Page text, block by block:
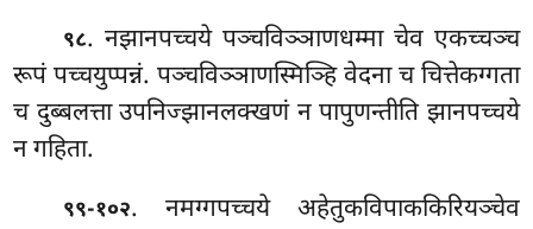
९८. नझानपच्चये पञ्चविञ्ञाणधम्मा चेव एकच्चञ्च
रूपं पच्चयुप्पन्नं. पञ्चविञ्ञाणस्मिञ्हि वेदना च चित्तेकग्गता
च दुब्बलत्ता उपनिज्झानलक्खणं न पापुणन्तीति झानपच्चये
न गहिता.
९९-१०२. नमग्गपच्चये अहेतुकविपाककिरियञ्चेव